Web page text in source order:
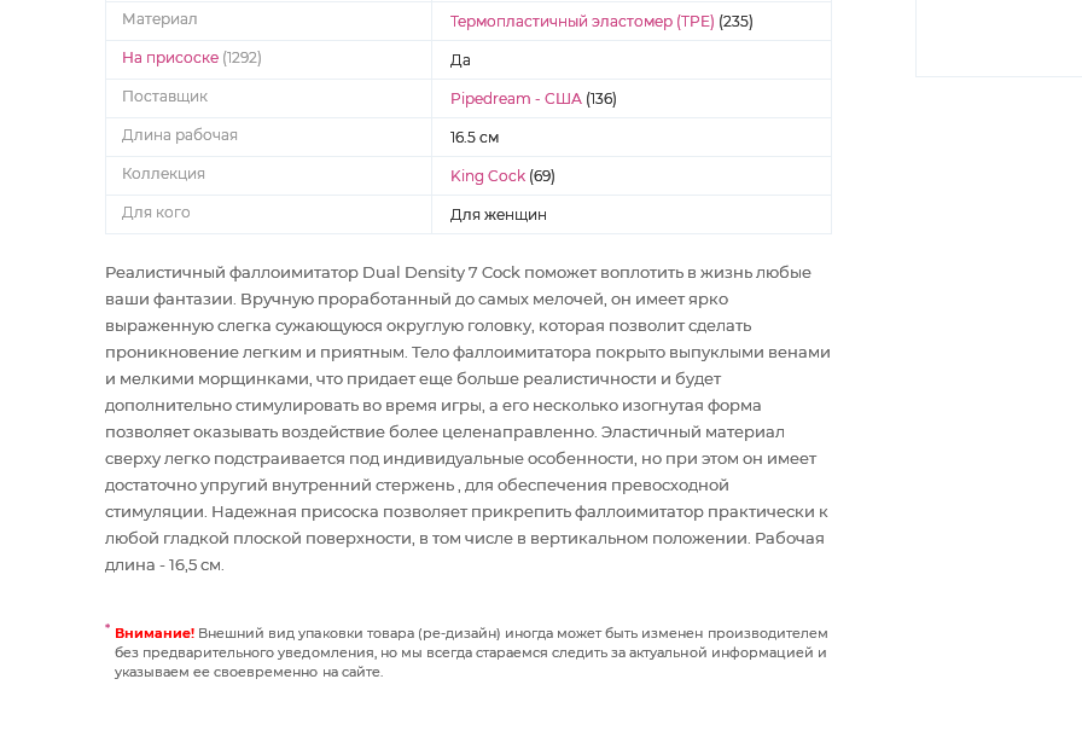
Материал
Термопластичный эластомер (TPE) (235)
На присоске (1292)
Да
Поставщик
Pipedream - США (136)
Длина рабочая
16.5 см
Коллекция
King Cock (69)
Для кого
Для женщин
Реалистичный фаллоимитатор Dual Density 7 Cock поможет воплотить в жизнь любые
ваши фантазии. Вручную проработанный до самых мелочей, он имеет ярко
выраженную слегка сужающуюся округлую головку, которая позволит сделать
проникновение легким и приятным. Тело фаллоимитатора покрыто выпуклыми венами
и мелкими морщинками, что придает еще больше реалистичности и будет
дополнительно стимулировать во время игры, а его несколько изогнутая форма
позволяет оказывать воздействие более целенаправленно. Эластичный материал
сверху легко подстраивается под индивидуальные особенности, но при этом он имеет
достаточно упругий внутренний стержень , для обеспечения превосходной
стимуляции. Надежная присоска позволяет прикрепить фаллоимитатор практически к
любой гладкой плоской поверхности, в том числе в вертикальном положении. Рабочая
длина - 16,5 см.
Внимание! Внешний вид упаковки товара (ре-дизайн) иногда может быть изменен производителем
без предварительного уведомления, но мы всегда стараемся следить за актуальной информацией и
указываем ее своевременно на сайте.